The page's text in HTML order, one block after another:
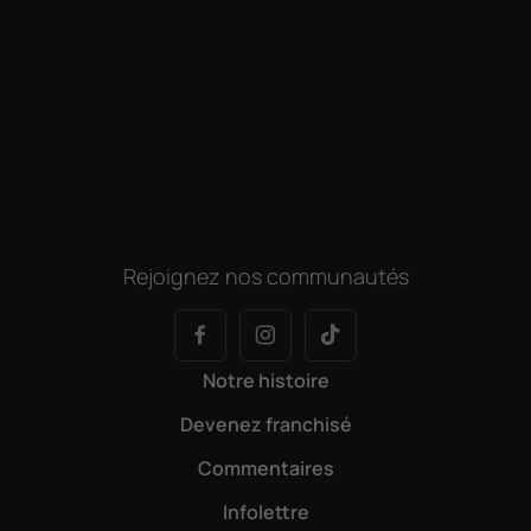
Rejoignez nos communautés
Notre histoire
Devenez franchisé
Commentaires
Infolettre